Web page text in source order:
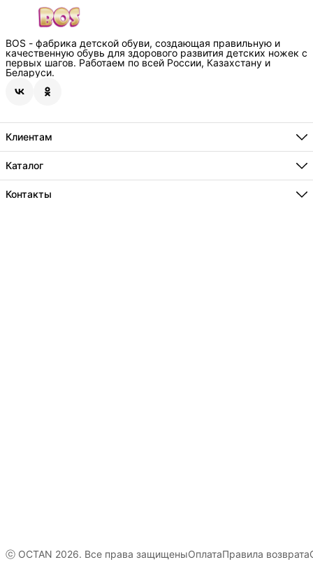
BOS - фабрика детской обуви, создающая правильную и
качественную обувь для здорового развития детских ножек с
первых шагов. Работаем по всей России, Казахстану и
Беларуси.
Клиентам
Способы оплаты
Где купить
Информация
Каталог
Бестселлеры
Новинки
Контакты
ⓒ OCTAN 2026. Все права защищеныОплатаПравила возврата